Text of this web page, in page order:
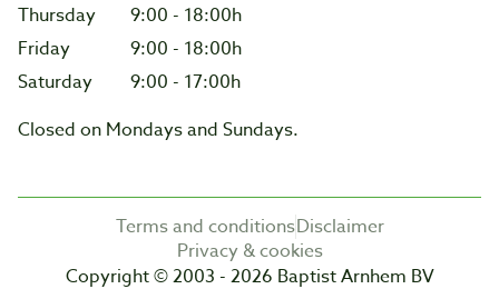
Thursday
9:00 - 18:00h
Friday
9:00 - 18:00h
Saturday
9:00 - 17:00h
Closed on Mondays and Sundays.
Terms and conditionsDisclaimer
Privacy & cookies
Copyright © 2003 - 2026 Baptist Arnhem BV